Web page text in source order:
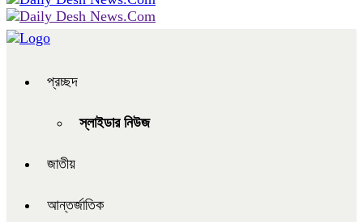
প্রচ্ছদ
স্লাইডার নিউজ
জাতীয়
আন্তর্জাতিক